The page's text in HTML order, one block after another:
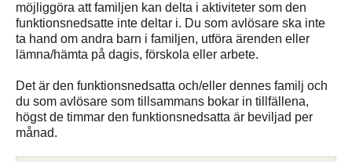
möjliggöra att familjen kan delta i aktiviteter som den
funktionsnedsatte inte deltar i. Du som avlösare ska inte
ta hand om andra barn i familjen, utföra ärenden eller
lämna/hämta på dagis, förskola eller arbete.
Det är den funktionsnedsatta och/eller dennes familj och
du som avlösare som tillsammans bokar in tillfällena,
högst de timmar den funktionsnedsatta är beviljad per
månad.